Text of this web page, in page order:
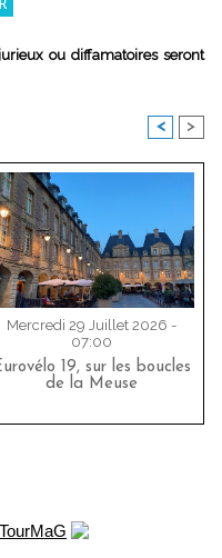
ou diffamatoires seront
< >
Mercredi 29 Juillet 2026 -
07:00
19, sur les boucles
de la Meuse